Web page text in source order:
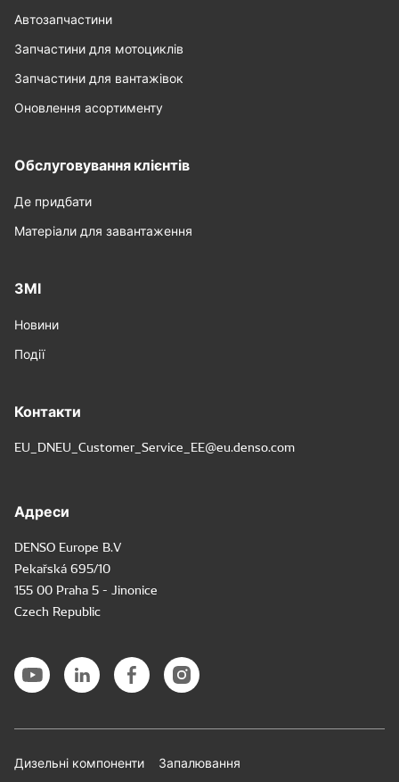
Автозапчастини
Запчастини для мотоциклів
Запчастини для вантажівок
Оновлення асортименту
Обслуговування клієнтів
Де придбати
Матеріали для завантаження
ЗМІ
Новини
Події
Контакти
EU_DNEU_Customer_Service_EE@eu.denso.com
Адреси
DENSO Europe B.V
Pekařská 695/10
155 00 Praha 5 - Jinonice
Czech Republic
Дизельні компоненти Запалювання